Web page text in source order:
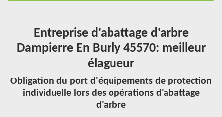
Entreprise d'abattage d'arbre
Dampierre En Burly 45570: meilleur
élagueur
Obligation du port d'équipements de protection
individuelle lors des opérations d'abattage
d'arbre